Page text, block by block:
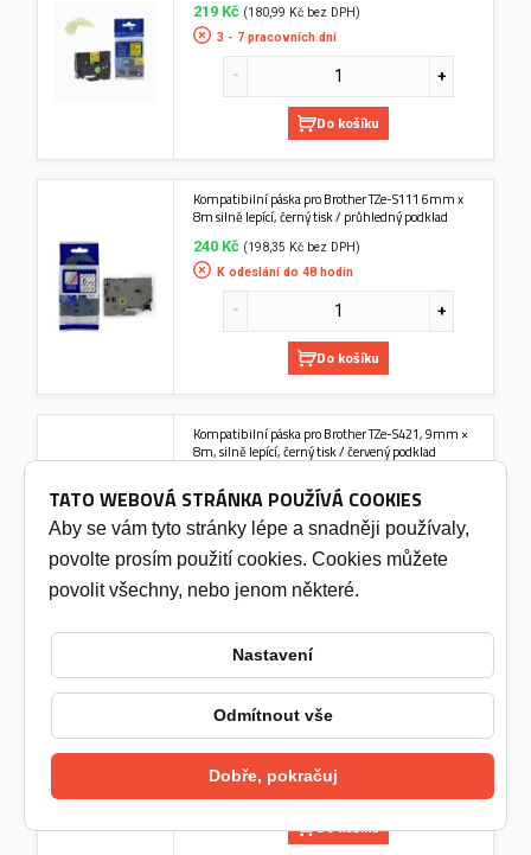
219 Kč (180,99 Kč bez DPH)
3 - 7 pracovních dní
Do košíku
Kompatibilní páska pro Brother TZe-S111 6mm x
8m silně lepící, černý tisk / průhledný podklad
240 Kč (198,35 Kč bez DPH)
K odeslání do 48 hodin
Do košíku
Kompatibilní páska pro Brother TZe-S421, 9mm ×
8m, silně lepící, černý tisk / červený podklad
3 - 7 pracovních dní
Do košíku
249 Kč (205,79 Kč bez DPH)
3 - 7 pracovních dní
Do košíku
TATO WEBOVÁ STRÁNKA POUŽÍVÁ COOKIES
Aby se vám tyto stránky lépe a snadněji používaly,
povolte prosím použití cookies. Cookies můžete
povolit všechny, nebo jenom některé.
Nastavení
Odmítnout vše
Dobře, pokračuj